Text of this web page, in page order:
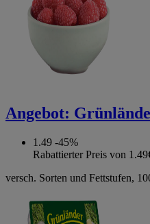
Angebot:
1.49 -45%
Rabattierter Preis von
versch. Sorten und Fettstufen,